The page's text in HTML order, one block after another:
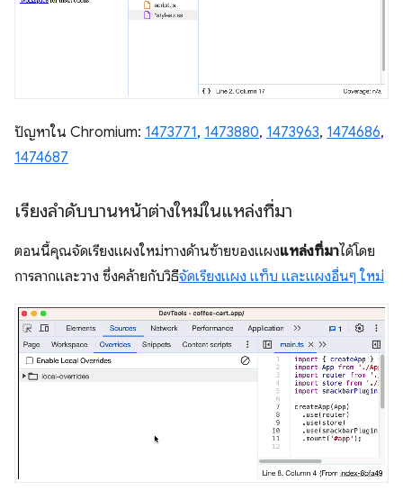
ปัญหาใน Chromium: 1473771, 1473880, 1473963, 1474686,
1474687
เรียงลำดับบานหน้าต่างใหม่ในแหล่งที่มา
ตอนนี้คุณจัดเรียงแผงใหม่ทางด้านซ้ายของแผงแหล่งที่มาได้โดย
การลากและวาง ซึ่งคล้ายกับวิธีจัดเรียงแผง แท็บ และแผงอื่นๆ ใหม่